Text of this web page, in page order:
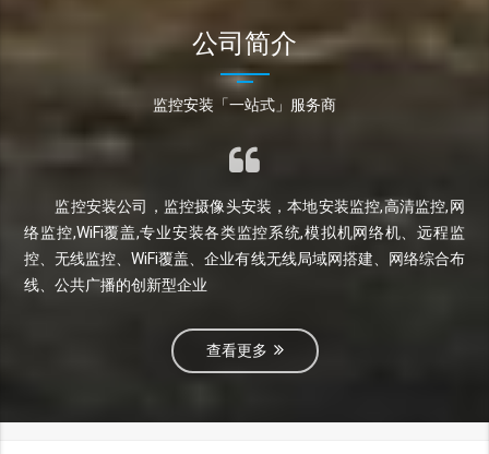
公司简介
监控安装「一站式」服务商
监控安装公司，监控摄像头安装，本地安装监控,高清监控,网
络监控,WiFi覆盖,专业安装各类监控系统,模拟机网络机、远程监
控、无线监控、WiFi覆盖、企业有线无线局域网搭建、网络综合布
线、公共广播的创新型企业
查看更多